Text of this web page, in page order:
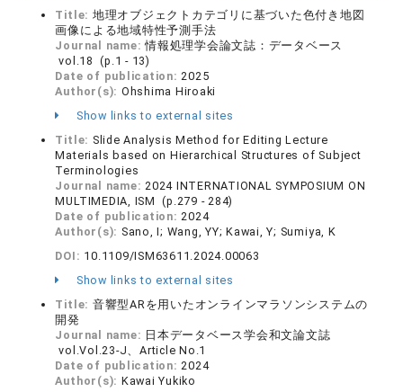
Title: 地理オブジェクトカテゴリに基づいた色付き地図
画像による地域特性予測手法
Journal name:情報処理学会論文誌：データベース
vol.18 (p.1 - 13)
Date of publication:2025
Author(s): Ohshima Hiroaki
Show links to external sites
Title: Slide Analysis Method for Editing Lecture
Materials based on Hierarchical Structures of Subject
Terminologies
Journal name:2024 INTERNATIONAL SYMPOSIUM ON
MULTIMEDIA, ISM (p.279 - 284)
Date of publication:2024
Author(s): Sano, I; Wang, YY; Kawai, Y; Sumiya, K
DOI: 10.1109/ISM63611.2024.00063
Show links to external sites
Title: 音響型ARを用いたオンラインマラソンシステムの
開発
Journal name: 日本データベース学会和文論文誌
vol.Vol.23-J、Article No.1
Date of publication:2024
Author(s): Kawai Yukiko